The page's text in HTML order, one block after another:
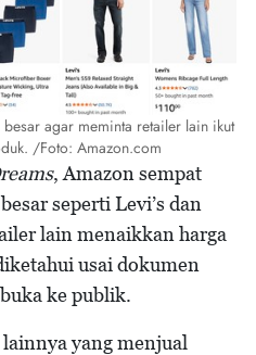
agar meminta retailer lain ikut
/Foto: Amazon.com
, Amazon sempat
seperti Levi’s dan
lain menaikkan harga
usai dokumen
ke publik.
yang menjual